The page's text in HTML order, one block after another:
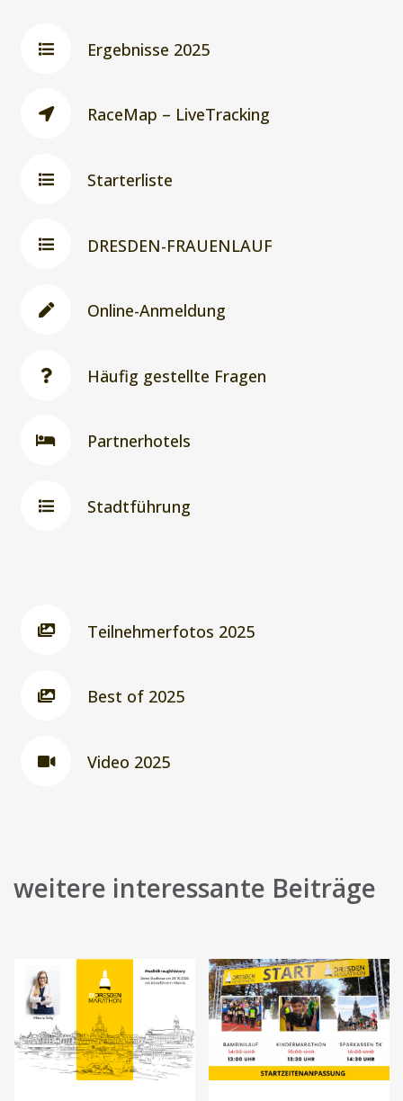
Ergebnisse 2025
RaceMap – LiveTracking
Starterliste
DRESDEN-FRAUENLAUF
Online-Anmeldung
Häufig gestellte Fragen
Partnerhotels
Stadtführung
Teilnehmerfotos 2025
Best of 2025
Video 2025
weitere interessante Beiträge